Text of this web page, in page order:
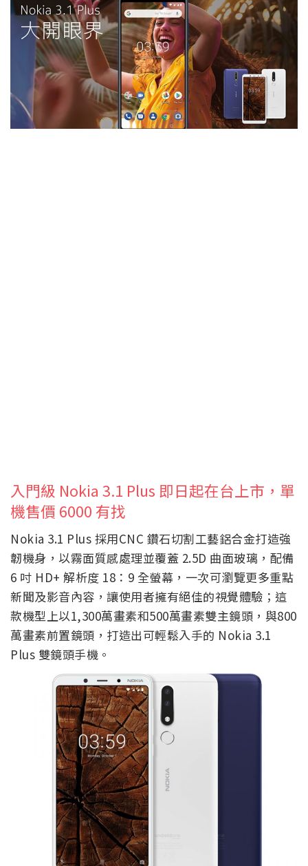
入門級 Nokia 3.1 Plus 即日起在台上市，單
機售價 6000 有找
Nokia 3.1 Plus 採用CNC 鑽石切割工藝鋁合金打造強
韌機身，以霧面質感處理並覆蓋 2.5D 曲面玻璃，配備
6 吋 HD+ 解析度 18：9 全螢幕，一次可瀏覽更多重點
新聞及影音內容，讓使用者擁有絕佳的視覺體驗；這
款機型上以1,300萬畫素和500萬畫素雙主鏡頭，與800
萬畫素前置鏡頭，打造出可輕鬆入手的 Nokia 3.1
Plus 雙鏡頭手機。